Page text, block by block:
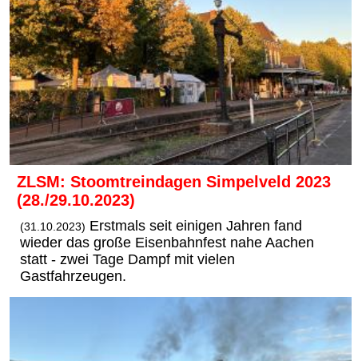
ZLSM: Stoomtreindagen Simpelveld 2023
(28./29.10.2023)
(31.10.2023) Erstmals seit einigen Jahren fand
wieder das große Eisenbahnfest nahe Aachen
statt - zwei Tage Dampf mit vielen
Gastfahrzeugen.